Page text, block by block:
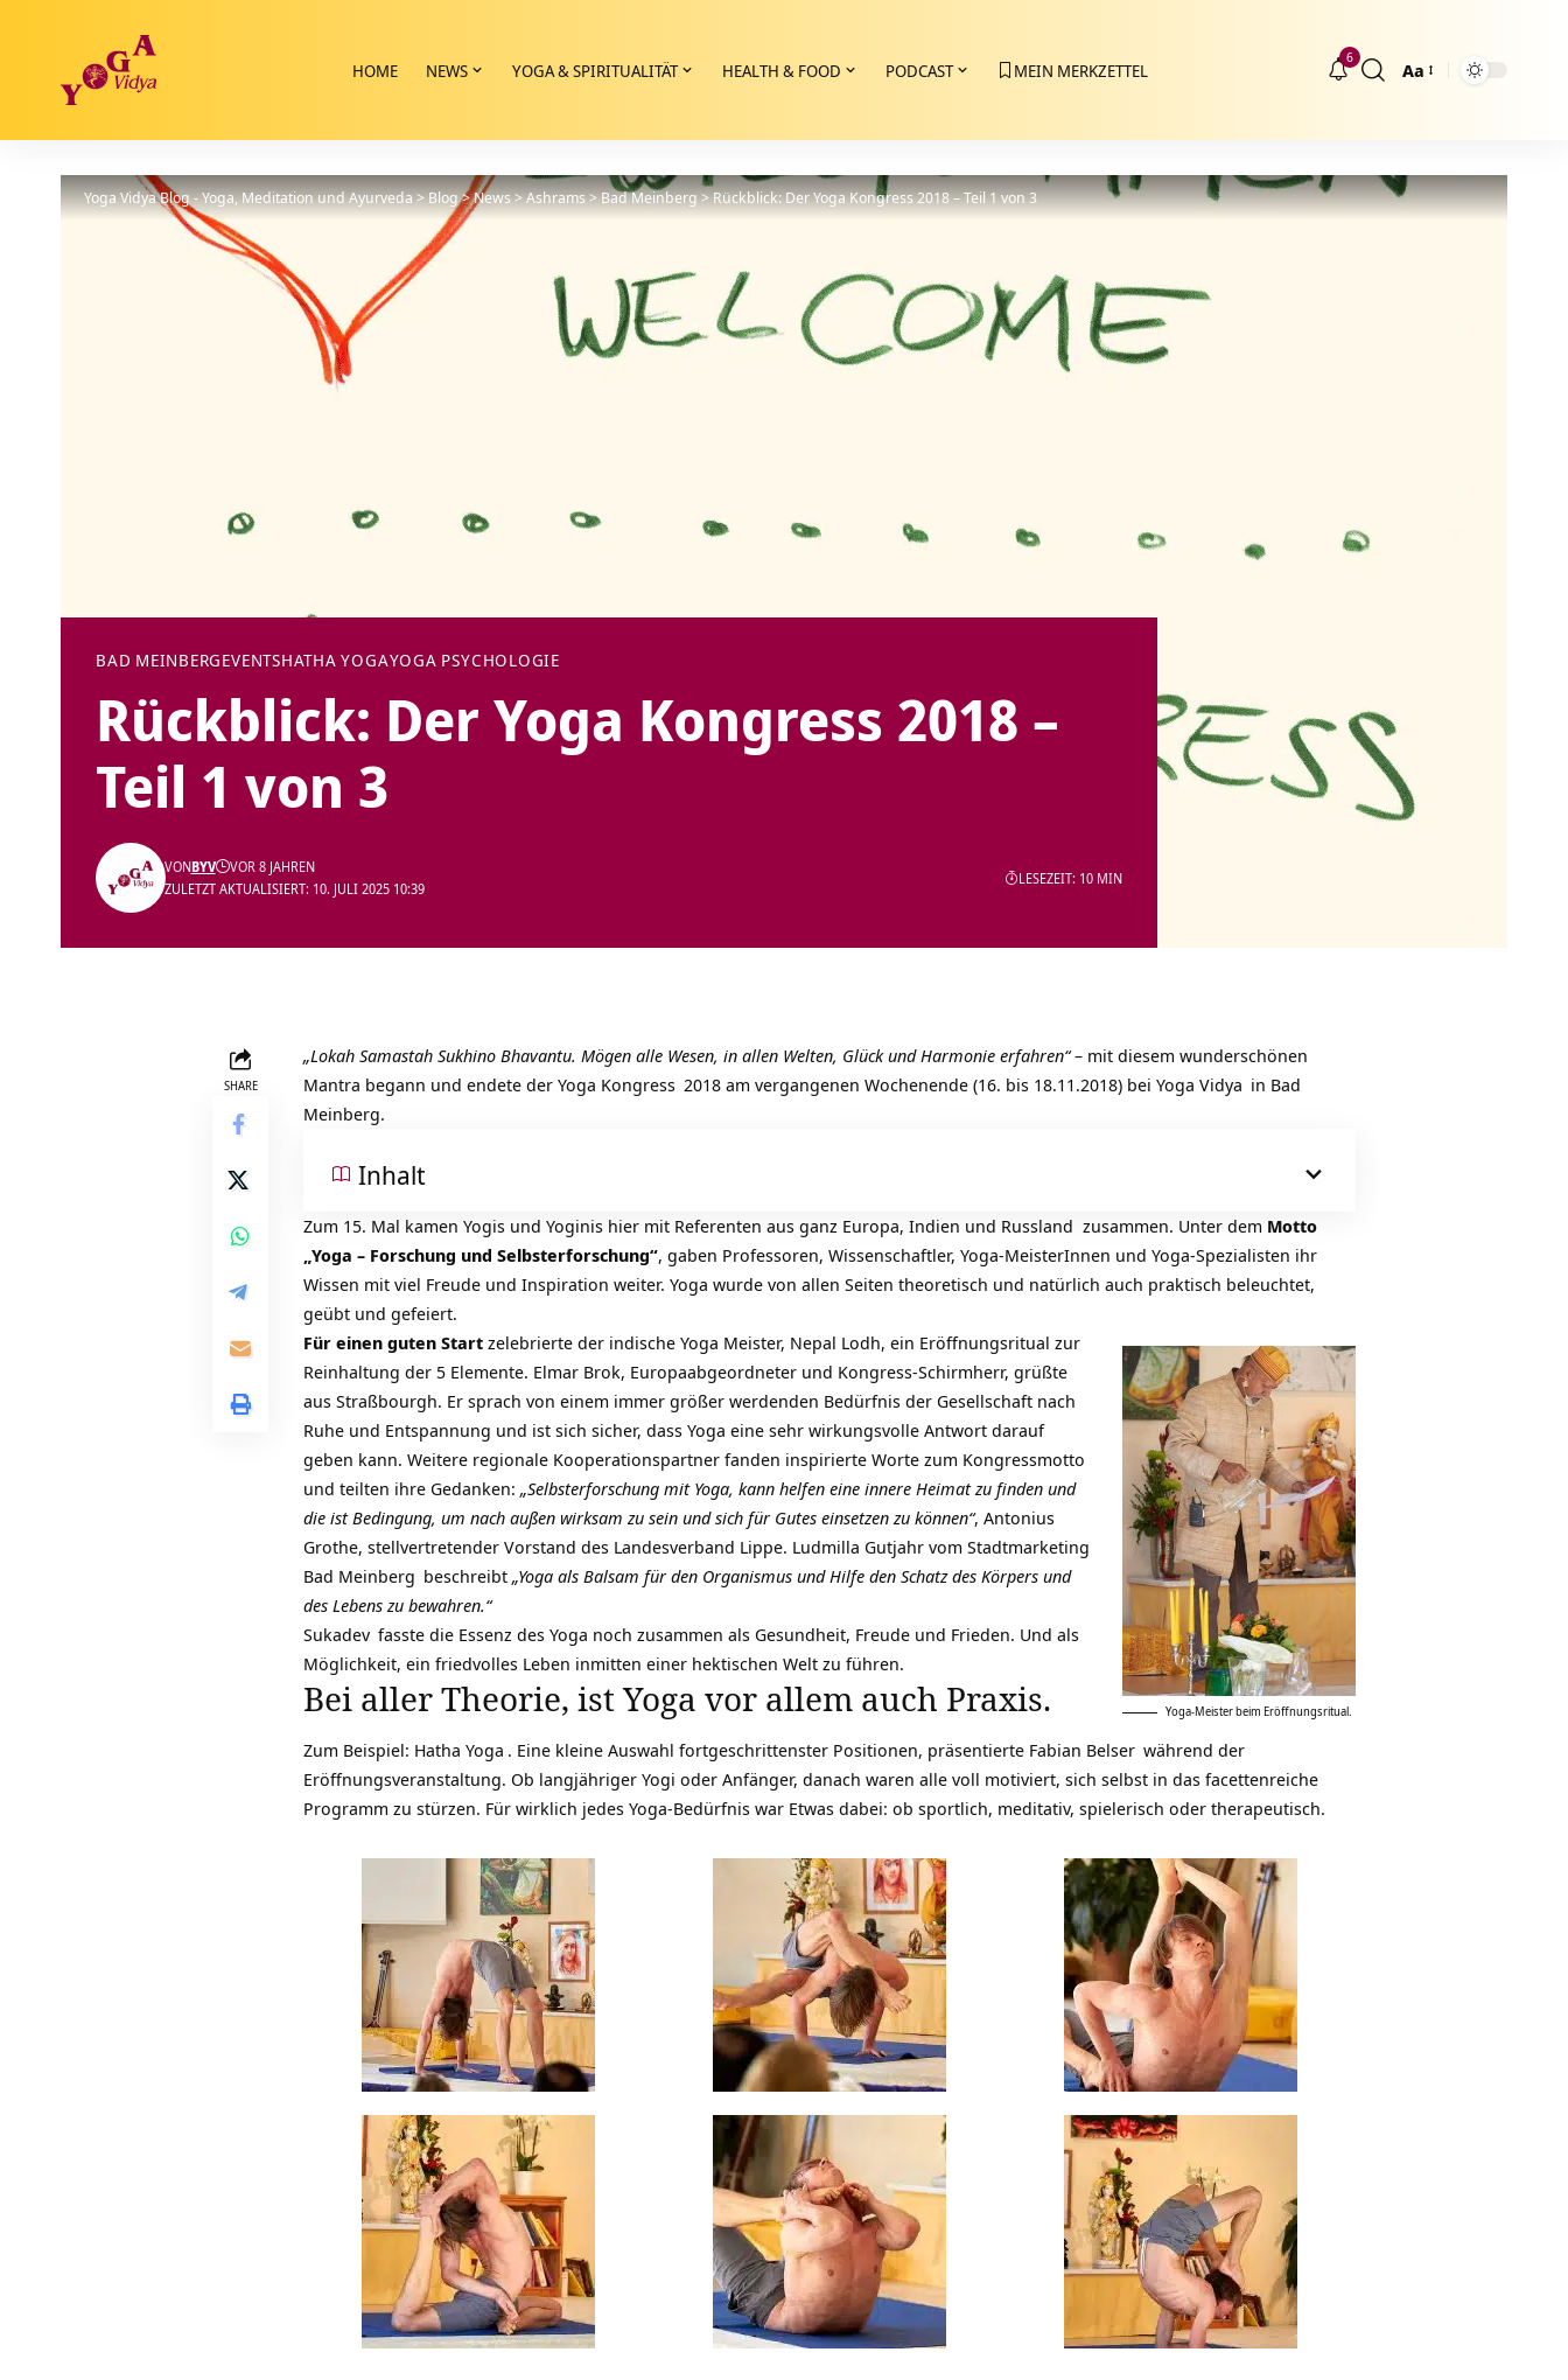
HOME NEWS YOGA & SPIRITUALITÄT HEALTH & FOOD PODCAST MEIN MERKZETTEL
6
Größenänderung
Aa
Yoga Vidya Blog - Yoga, Meditation und Ayurveda>Blog>News>Ashrams>Bad Meinberg>Rückblick: Der Yoga Kongress 2018 – Teil 1 von 3
BAD MEINBERGEVENTSHATHA YOGAYOGA PSYCHOLOGIE
Rückblick: Der Yoga Kongress 2018 –
Teil 1 von 3
ZULETZT AKTUALISIERT: 10. JULI 2025 10:39
VONBYV VOR 8 JAHREN
LESEZEIT: 10 MIN
SHARE
„Lokah Samastah Sukhino Bhavantu. Mögen alle Wesen, in allen Welten, Glück und Harmonie erfahren“– mit diesem wunderschönen
Mantra begann und endete der Yoga Kongress 2018 am vergangenen Wochenende (16. bis 18.11.2018) bei Yoga Vidya in Bad
Meinberg.
Inhalt
Zum 15. Mal kamen Yogis und Yoginis hier mit Referenten aus ganz Europa, Indien und Russland zusammen. Unter dem Motto
„Yoga – Forschung und Selbsterforschung“, gaben Professoren, Wissenschaftler, Yoga-MeisterInnen und Yoga-Spezialisten ihr
Wissen mit viel Freude und Inspiration weiter. Yoga wurde von allen Seiten theoretisch und natürlich auch praktisch beleuchtet,
geübt und gefeiert.
Yoga-Meister beim Eröffnungsritual.
Für einen guten Start zelebrierte der indische Yoga Meister, Nepal Lodh, ein Eröffnungsritual zur
Reinhaltung der 5 Elemente. Elmar Brok, Europaabgeordneter und Kongress-Schirmherr, grüßte
aus Straßbourgh. Er sprach von einem immer größer werdenden Bedürfnis der Gesellschaft nach
Ruhe und Entspannung und ist sich sicher, dass Yoga eine sehr wirkungsvolle Antwort darauf
geben kann. Weitere regionale Kooperationspartner fanden inspirierte Worte zum Kongressmotto
und teilten ihre Gedanken: „Selbsterforschung mit Yoga, kann helfen eine innere Heimat zu finden und
die ist Bedingung, um nach außen wirksam zu sein und sich für Gutes einsetzen zu können“, Antonius
Grothe, stellvertretender Vorstand des Landesverband Lippe. Ludmilla Gutjahr vom Stadtmarketing
Bad Meinberg beschreibt „Yoga als Balsam für den Organismus und Hilfe den Schatz des Körpers und
des Lebens zu bewahren.“
Sukadev fasste die Essenz des Yoga noch zusammen als Gesundheit, Freude und Frieden. Und als
Möglichkeit, ein friedvolles Leben inmitten einer hektischen Welt zu führen.
Bei aller Theorie, ist Yoga vor allem auch Praxis.
Zum Beispiel: Hatha Yoga . Eine kleine Auswahl fortgeschrittenster Positionen, präsentierte Fabian Belser während der
Eröffnungsveranstaltung. Ob langjähriger Yogi oder Anfänger, danach waren alle voll motiviert, sich selbst in das facettenreiche
Programm zu stürzen. Für wirklich jedes Yoga-Bedürfnis war Etwas dabei: ob sportlich, meditativ, spielerisch oder therapeutisch.